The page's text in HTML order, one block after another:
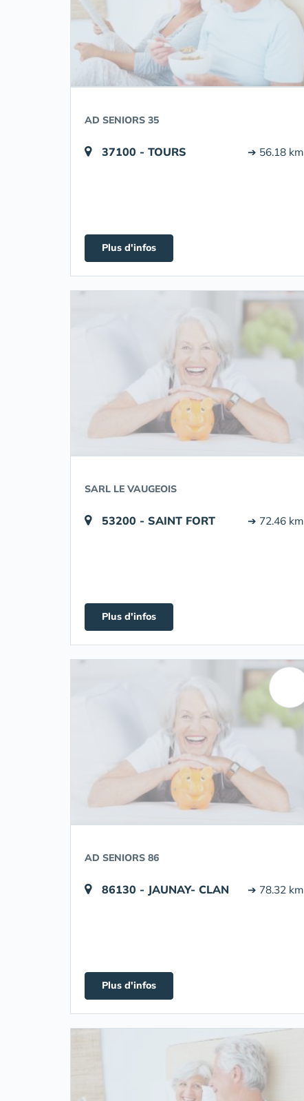
AD SENIORS 35
37100 - TOURS ➔ 56.18 km
Plus d'infos
SARL LE VAUGEOIS
53200 - SAINT FORT ➔ 72.46 km
Plus d'infos
AD SENIORS 86
86130 - JAUNAY- CLAN ➔ 78.32 km
Plus d'infos